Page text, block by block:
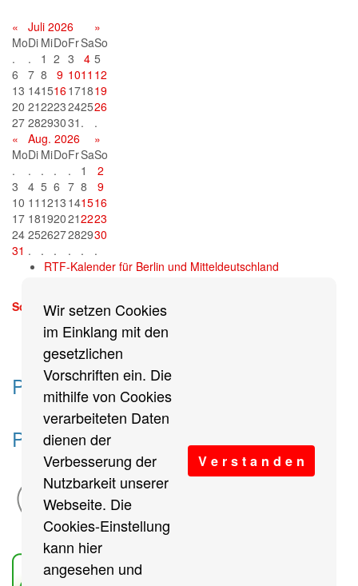
Wir setzen Cookies
im Einklang mit den
gesetzlichen
Vorschriften ein. Die
mithilfe von Cookies
verarbeiteten Daten
dienen der
Verbesserung der
Nutzbarkeit unserer
Webseite. Die
Cookies-Einstellung
kann hier
angesehen und
V e r s t a n d e n
« Juli 2026
»
MoDi MiDoFrSaSo
.
. 1 2 3 4 5
6
7 8 9 1011 12
13 141516171819
20 212223242526
27 28293031 .
.
«
Aug. 2026
»
MoDi MiDoFrSaSo
.
. . . . 1
2
3
4 5 6 7 8
9
10 11 1213 141516
17 181920212223
24 252627282930
31 . . . . .
.
RTF-Kalender für Berlin und Mitteldeutschland
Sonntag, 13. September 2026
Partner des Breitensports
Partner von BRV-Breitensport.de